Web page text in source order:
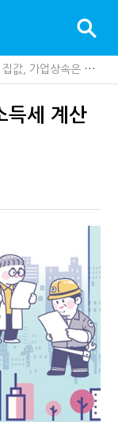
[2026 세제개편]종부세는 집값, 가업상속은 기술…납세자가 꼭 볼 5가지
해외 안 갔는데 긁힌 신용카드…관세청이 몇분 만에 찾아낸 비결은?
내 지분만 봤다간 낭패…주식 양도세 추징 부른 '3가지 실수'
세무법인 HKL, 조사·재산세 전문가 임종수 세무사 영입
배달라이더 원천징수 세금 인하…환급 플랫폼 수익성 악화될까
상속·증여세 조사, 이제 코인거래소까지 샅샅이 본다
고액자산가 더 옥죈다…해외신탁 미신고 제보에 포상금
세금 깎아준다
"오래 보유보다 오래 살아야"…1주택 세금 '실거주' 중심으로
강남이 좋다는 건 옛말…강서세무서장이 더 낫다?
[2026 세제개편]"상속 닥치면 늦다"…가업승계 성패, 시간에 달렸다
득세 계산